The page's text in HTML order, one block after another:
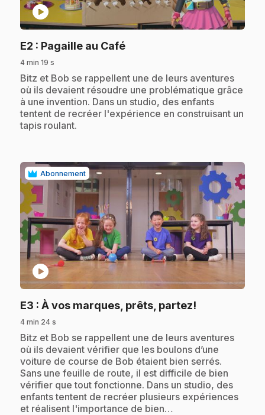
play_circle
E2 : Pagaille au Café.
4 min 19 s
.Bitz et Bob se rappellent une de leurs aventures
où ils devaient résoudre une problématique grâce
à une invention. Dans un studio, des enfants
tentent de recréer l'expérience en construisant un
tapis roulant.
Abonnement
play_circle
E3 : À vos marques, prêts, partez!
4 min 24 s
.Bitz et Bob se rappellent une de leurs aventures
où ils devaient vérifier que les boulons d’une
voiture de course de Bob étaient bien serrés.
Sans une feuille de route, il est difficile de bien
vérifier que tout fonctionne. Dans un studio, des
enfants tentent de recréer plusieurs expériences
et réalisent l'importance de bien…